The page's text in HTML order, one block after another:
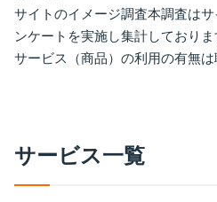
サイトのイメージ調査本調査は
ンケートを実施し集計しておりま
サービス（商品）の利用の有無は
サービス一覧